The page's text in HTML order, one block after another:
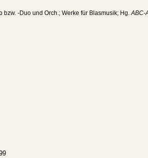
bzw. -Duo und Orch.; Werke für Blasmusik; Hg.ABC-